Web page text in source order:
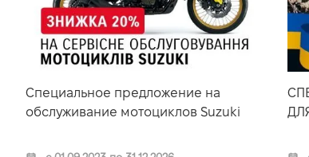
Специальное предложение на
обслуживание мотоциклов Suzuki